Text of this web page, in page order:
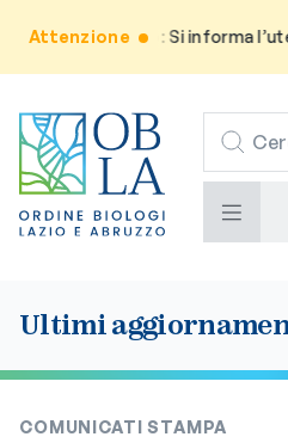
Attenzione
Avviso: Si informa
CERCA
Ultimi
COMUNICATI STAMPA